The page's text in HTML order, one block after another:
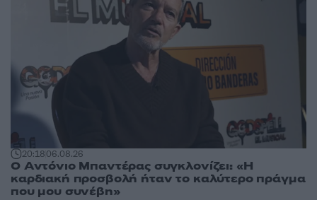
20:1806.08.26
Ο Αντόνιο Μπαντέρας συγκλονίζει: «Η
καρδιακή προσβολή ήταν το καλύτερο πράγμα
που μου συνέβη»